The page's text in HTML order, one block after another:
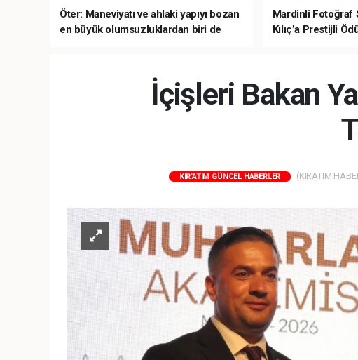
Öter: Maneviyatı ve ahlaki yapıyı bozan
en büyük olumsuzluklardan biri de
Mardinli Fotoğraf
Kılıç’a Prestijli
İçişleri Bakan
KIR'ATIM GÜNCEL HABERLER (KIRATIM